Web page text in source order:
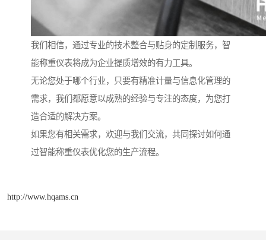
我们相信，通过专业的技术整合与贴身的定制服务，智
能称重仪表将成为企业提质增效的有力工具。
无论您处于哪个行业，只要有精准计量与信息化管理的
需求，我们都愿意以成熟的经验与专注的态度，为您打
造合适的解决方案。
如果您有相关需求，欢迎与我们交流，共同探讨如何通
过智能称重仪表优化您的生产流程。
http://www.hqams.cn